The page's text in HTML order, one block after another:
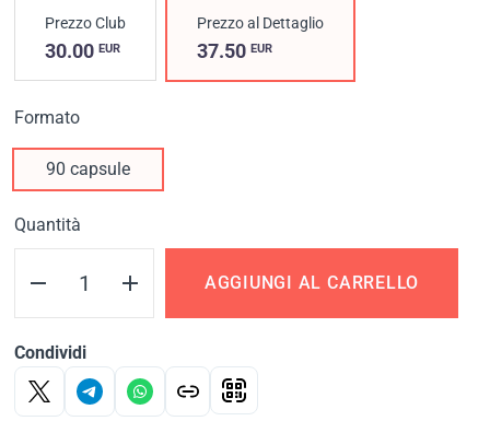
Prezzo Club
30.00 EUR
Prezzo al Dettaglio
37.50EUR
Formato
90 capsule
Quantità
AGGIUNGI AL CARRELLO
Condividi